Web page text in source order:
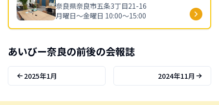
奈良県奈良市五条3丁目21-16
月曜日～金曜日 10:00〜15:00
あいびー奈良の前後の会報誌
2025年1月 2024年11月